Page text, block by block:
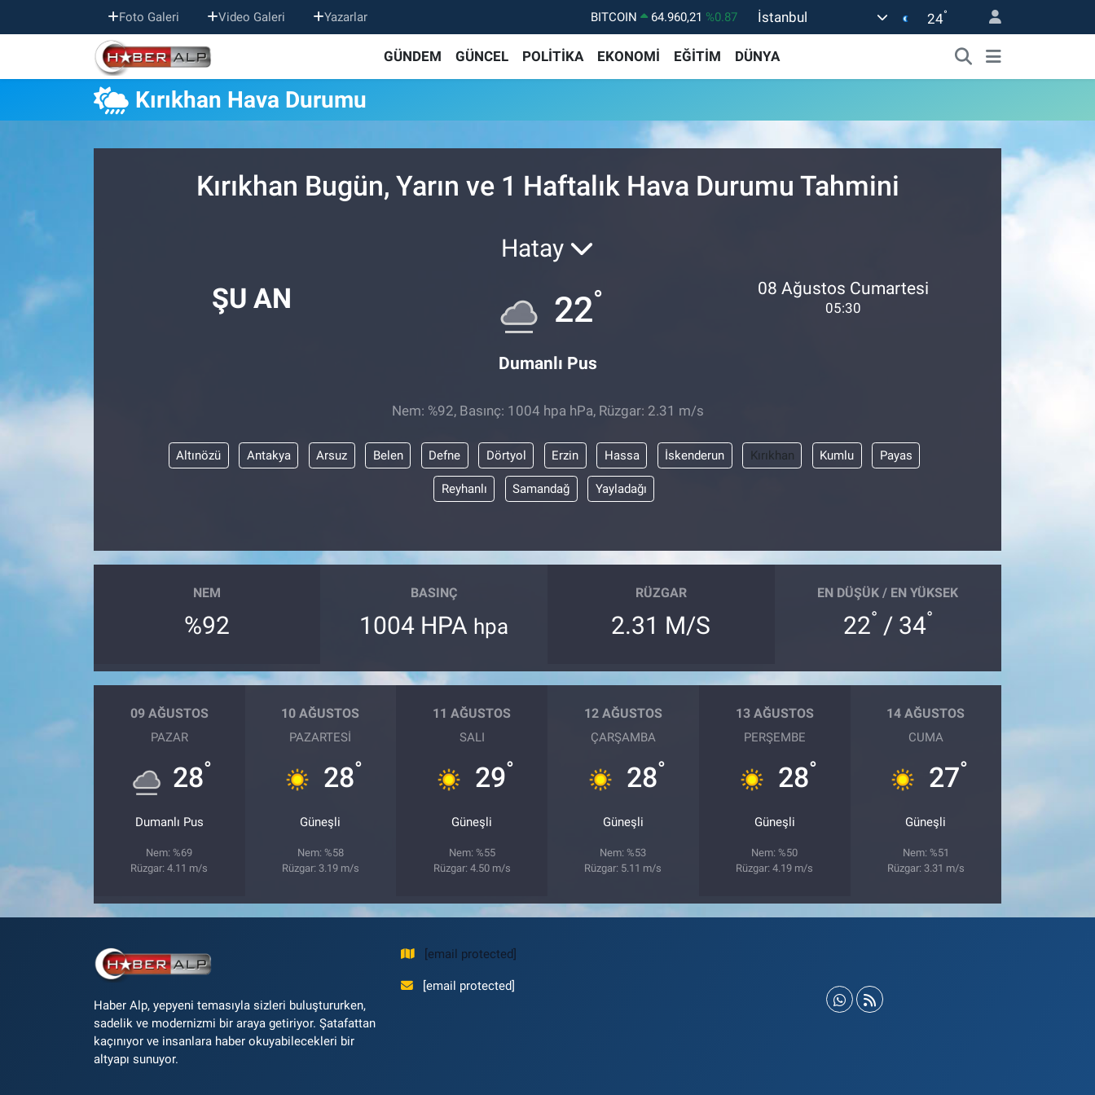
Foto Galeri Video Galeri Yazarlar BITCOIN 64.960,21 %0.87
47,7436
%0.18
EURO
55,2510 %0.32
GRAM ALTIN
6660.55 %0.03
İstanbul 24°
GÜNDEM GÜNCEL POLİTİKA EKONOMİ EĞİTİM DÜNYA
Kırıkhan Hava Durumu
Kırıkhan Bugün, Yarın ve 1 Haftalık Hava Durumu Tahmini
ŞU AN
Hatay
22°
Dumanlı Pus
08 Ağustos Cumartesi
05:30
Nem: %92, Basınç: 1004 hpa hPa, Rüzgar: 2.31 m/s
Altınözü Antakya Arsuz Belen Defne Dörtyol Erzin Hassa İskenderun Kırıkhan Kumlu Payas
Reyhanlı Samandağ Yayladağı
NEM
%92
BASINÇ
1004 HPA hpa
RÜZGAR
2.31 M/S
EN DÜŞÜK / EN YÜKSEK
22° / 34°
09 AĞUSTOS
PAZAR
28°
Dumanlı Pus
Nem: %69
Rüzgar: 4.11 m/s
10 AĞUSTOS
PAZARTESI
28°
Güneşli
Nem: %58
Rüzgar: 3.19 m/s
11 AĞUSTOS
SALI
29°
Güneşli
Nem: %55
Rüzgar: 4.50 m/s
12 AĞUSTOS
ÇARŞAMBA
28°
Güneşli
Nem: %53
Rüzgar: 5.11 m/s
13 AĞUSTOS
PERŞEMBE
28°
Güneşli
Nem: %50
Rüzgar: 4.19 m/s
14 AĞUSTOS
CUMA
27°
Güneşli
Nem: %51
Rüzgar: 3.31 m/s
Haber Alp, yepyeni temasıyla sizleri buluştururken,
sadelik ve modernizmi bir araya getiriyor. Şatafattan
kaçınıyor ve insanlara haber okuyabilecekleri bir
altyapı sunuyor.
[email protected]
[email protected]
Nöbetçi Eczaneler
Hava Durumu
Trafik Durumu
Süper Lig Puan Durumu ve Fikstür